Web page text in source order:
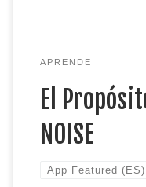
APRENDE
El
NOISE
App Featured (ES)